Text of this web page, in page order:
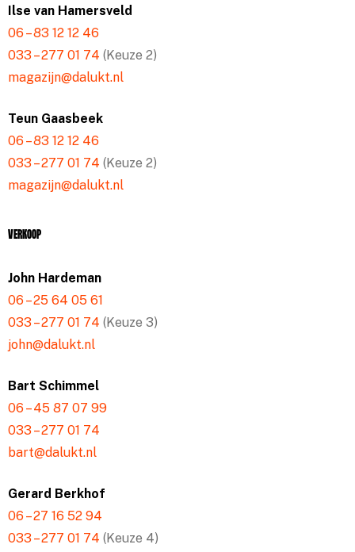
Ilse van Hamersveld
06 – 83 12 12 46
033 – 277 01 74 (Keuze 2)
magazijn@dalukt.nl
Teun Gaasbeek
06 – 83 12 12 46
033 – 277 01 74 (Keuze 2)
magazijn@dalukt.nl
Verkoop
John Hardeman
06 – 25 64 05 61
033 – 277 01 74 (Keuze 3)
john@dalukt.nl
Bart Schimmel
06 – 45 87 07 99
033 – 277 01 74
bart@dalukt.nl
Gerard Berkhof
06 – 27 16 52 94
033 – 277 01 74 (Keuze 4)